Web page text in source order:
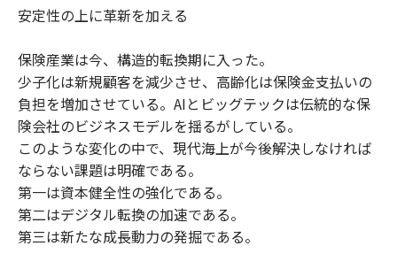
安定性の上に革新を加える
保険産業は今、構造的転換期に入った。
少子化は新規顧客を減少させ、高齢化は保険金支払いの
負担を増加させている。AIとビッグテックは伝統的な保
険会社のビジネスモデルを揺るがしている。
このような変化の中で、現代海上が今後解決しなければ
ならない課題は明確である。
第一は資本健全性の強化である。
第二はデジタル転換の加速である。
第三は新たな成長動力の発掘である。